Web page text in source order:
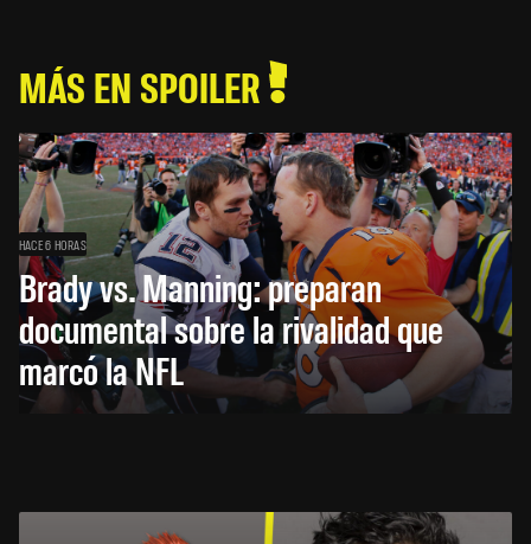
MÁS EN SPOILER
HACE 6 HORAS
Brady vs. Manning: preparan
documental sobre la rivalidad que
marcó la NFL